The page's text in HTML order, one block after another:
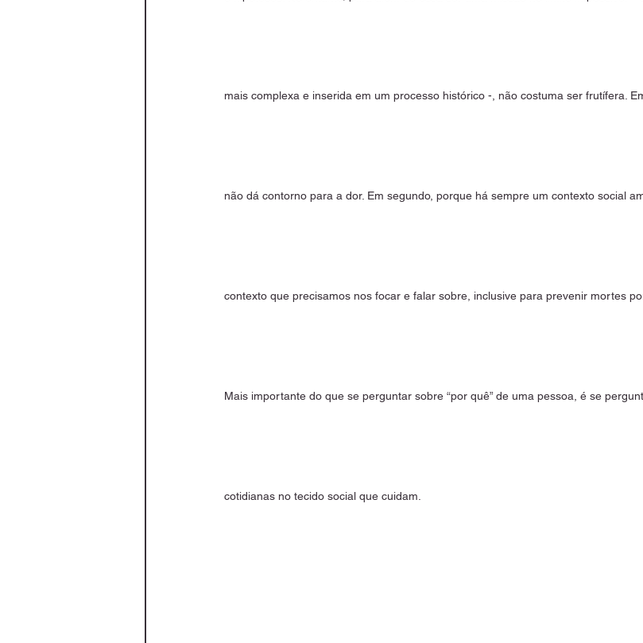
mais complexa e inserida em um processo histórico -, não costuma ser frutífera.
não dá contorno para a dor. Em segundo, porque há sempre um contexto social
contexto que precisamos nos focar e falar sobre, inclusive para prevenir mortes
Mais importante do que se perguntar sobre “por quê” de uma pessoa, é se
cotidianas no tecido social que cuidam.